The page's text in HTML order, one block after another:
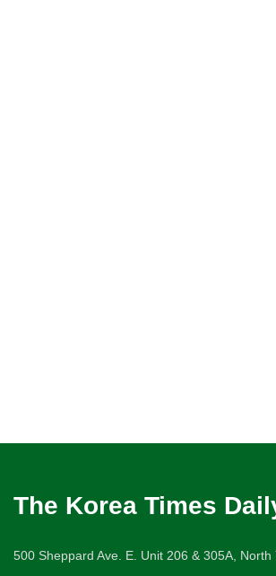
The Korea Times
500 Sheppard Ave. E. Unit 206 & 305A, North